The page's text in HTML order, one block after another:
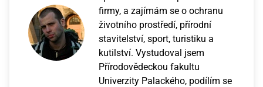
firmy, a zajímám se o ochranu
životního prostředí, přírodní
stavitelství, sport, turistiku a
kutilství. Vystudoval jsem
Přírodovědeckou fakultu
Univerzity Palackého, podílím se